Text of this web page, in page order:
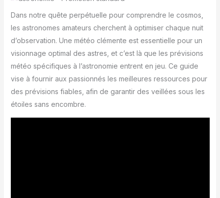
Dans notre quête perpétuelle pour comprendre le cosmos,
les astronomes amateurs cherchent à optimiser chaque nuit
d’observation. Une météo clémente est essentielle pour un
visionnage optimal des astres, et c’est là que les prévisions
météo spécifiques à l’astronomie entrent en jeu. Ce guide
vise à fournir aux passionnés les meilleures ressources pour
des prévisions fiables, afin de garantir des veillées sous les
étoiles sans encombre.